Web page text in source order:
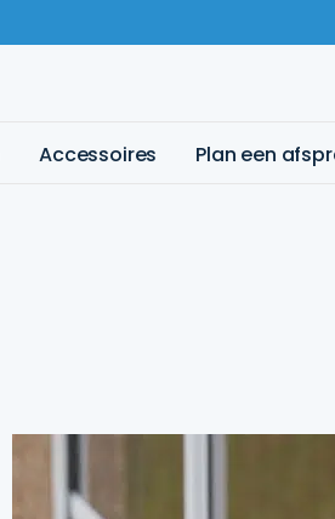
Accessoires Plan een